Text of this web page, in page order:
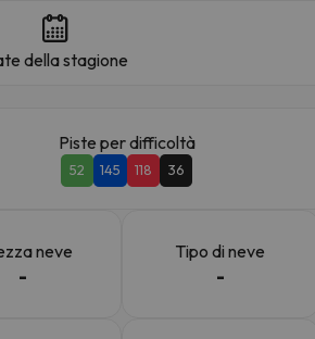
della stagione
Piste per difficoltà
52 145 118 36
neve
-
Tipo di neve
-